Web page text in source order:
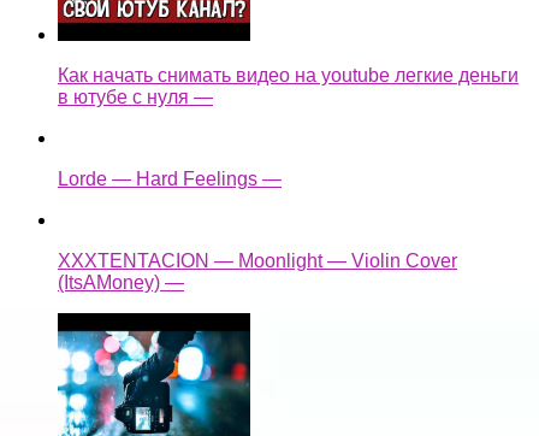
Как начать снимать видео на youtube легкие деньги
в ютубе с нуля —
Lorde — Hard Feelings —
XXXTENTACION — Moonlight — Violin Cover
(ItsAMoney) —